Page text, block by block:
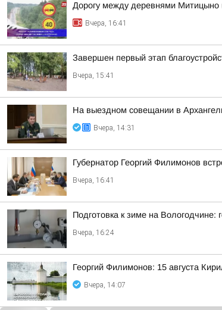
Дорогу между деревнями Митицыно
Вчера, 16:41
Завершен первый этап
Вчера, 15:41
На выездном совещании в
Вчера, 14:31
Губернатор Георгий Филимонов
Вчера, 16:41
Подготовка к зиме на Вологодчине:
Вчера, 16:24
Георгий Филимонов: 15 августа
Вчера, 14:07